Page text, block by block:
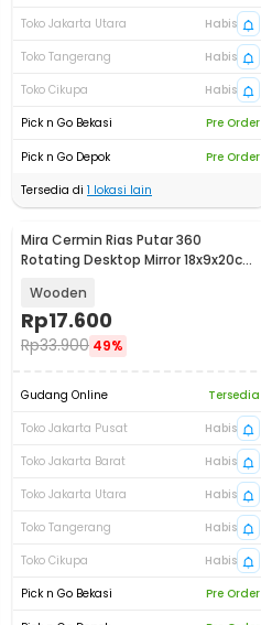
Toko Jakarta Utara
Habis
Toko Tangerang
Habis
Toko Cikupa
Habis
Pick n Go Bekasi
Pre Order
Pick n Go Depok
Pre Order
Tersedia di 1 lokasi lain
Mira Cermin Rias Putar 360
Rotating Desktop Mirror 18x9x20cm
Wooden
Rp17.600
Rp33.900 49%
Gudang Online
Tersedia
Toko Jakarta Pusat
Habis
Toko Jakarta Barat
Habis
Toko Jakarta Utara
Habis
Toko Tangerang
Habis
Toko Cikupa
Habis
Pick n Go Bekasi
Pre Order